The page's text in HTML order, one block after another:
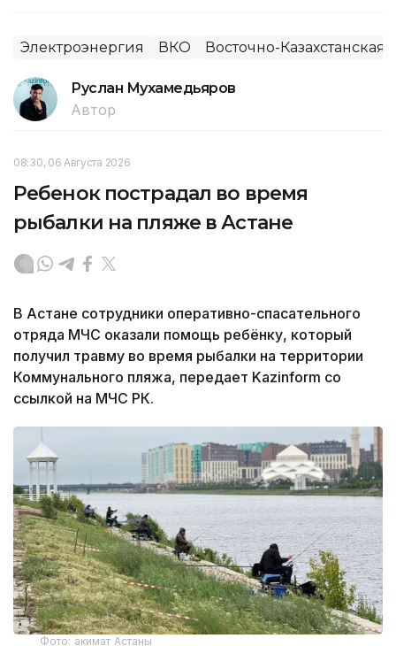
Электроэнергия ВКО Восточно-Казахстанская
Руслан Мухамедьяров
Автор
08:30, 06 Августа 2026
Ребенок пострадал во время
рыбалки на пляже в Астане
В Астане сотрудники оперативно-спасательного
отряда МЧС оказали помощь ребёнку, который
получил травму во время рыбалки на территории
Коммунального пляжа, передает Kazinform со
ссылкой на МЧС РК.
Фото: акимат Астаны